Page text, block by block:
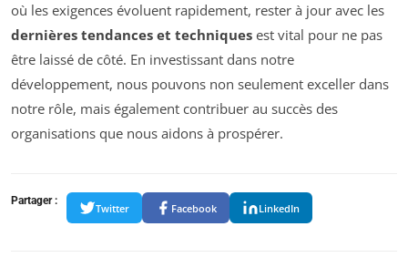
où les exigences évoluent rapidement, rester à jour avec les
dernières tendances et techniques est vital pour ne pas
être laissé de côté. En investissant dans notre
développement, nous pouvons non seulement exceller dans
notre rôle, mais également contribuer au succès des
organisations que nous aidons à prospérer.
Partager :
Twitter Facebook LinkedIn